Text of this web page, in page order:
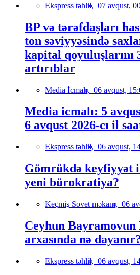
Ekspress təhlil, 07 avqust,
BP və tərəfdaşları
ton səviyyəsində
kapital qoyuluşlarını
artırıblar
Media İcmalı, 06 avqust,
Media icmalı: 5
6 avqust 2026-cı il
Ekspress təhlil, 06 avqust,
Gömrükdə keyfiyyət
yeni bürokratiya?
Keçmiş Sovet məkanı, 06
Ceyhun
arxasında nə
Ekspress təhlil, 06 avqust,